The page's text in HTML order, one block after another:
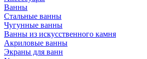
Ванны
Стальные ванны
Чугунные ванны
Ванны из искусственного камня
Акриловые ванны
Экраны для ванн